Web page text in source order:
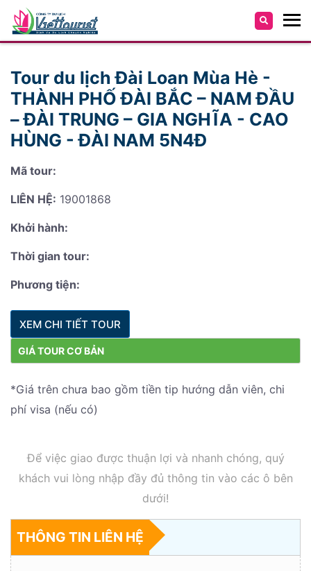
Tour du lịch Đài Loan Mùa Hè -
THÀNH PHỐ ĐÀI BẮC – NAM ĐẦU
– ĐÀI TRUNG – GIA NGHĨA - CAO
HÙNG - ĐÀI NAM 5N4Đ
Mã tour:
LIÊN HỆ: 19001868
Khởi hành:
Thời gian tour:
Phương tiện:
XEM CHI TIẾT TOUR
GIÁ TOUR CƠ BẢN
*Giá trên chưa bao gồm tiền tip hướng dẫn viên, chi
phí visa (nếu có)
Để việc giao được thuận lợi và nhanh chóng, quý
khách vui lòng nhập đầy đủ thông tin vào các ô bên
dưới!
THÔNG TIN LIÊN HỆ